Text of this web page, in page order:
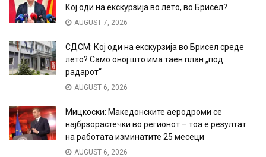
Кој оди на екскурзија во лето, во Брисел?
AUGUST 7, 2026
СДСМ: Кој оди на екскурзија во Брисел среде
лето? Само оној што има таен план „под
радарот“
AUGUST 6, 2026
Мицкоски: Македонските аеродроми се
најбрзорастечки во регионот – тоа е резултат
на работата изминатите 25 месеци
AUGUST 6, 2026